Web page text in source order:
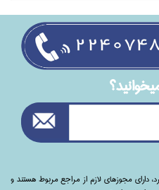
دارای مجوزهای لازم از مراجع مربوط هستند ‌و‌‌